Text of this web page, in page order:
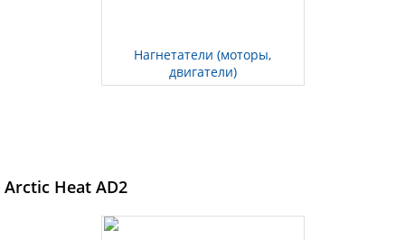
Нагнетатели (моторы,
двигатели)
Arctic Heat AD2